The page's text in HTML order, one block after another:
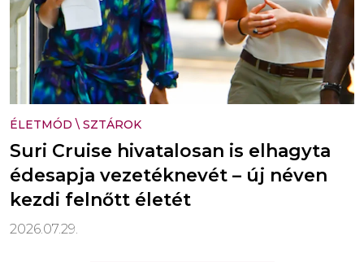
ÉLETMÓD \ SZTÁROK
Suri Cruise hivatalosan is elhagyta
édesapja vezetéknevét – új néven
kezdi felnőtt életét
2026.07.29.